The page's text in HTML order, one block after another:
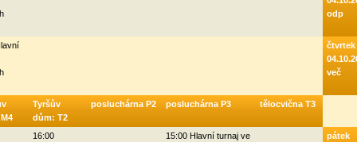
odp
čtvrtek
več
Tyršův
dům: T2
posluchárna P2 posluchárna P3 tělocvična T3
16:00
15:00 Hlavní turnaj ve
pátek